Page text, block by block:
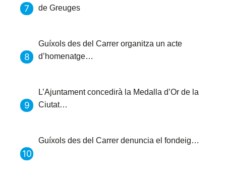
de Greuges
Guíxols des del Carrer organitza un acte
d’homenatge…
L’Ajuntament concedirà la Medalla d’Or de la
Ciutat…
Guíxols des del Carrer denuncia el fondeig…